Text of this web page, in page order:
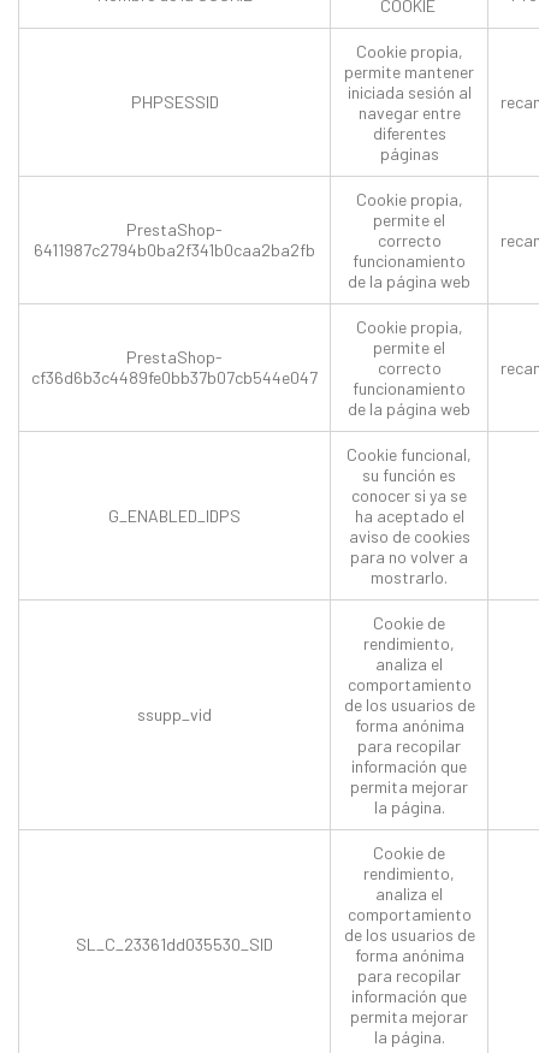
COOKIE
PHPSESSID
Cookie propia,
permite mantener
iniciada sesión al
navegar entre
diferentes
páginas
PrestaShop-
6411987c2794b0ba2f341b0caa2ba2fb
Cookie propia,
permite el
correcto
funcionamiento
de la página web
PrestaShop-
cf36d6b3c4489fe0bb37b07cb544e047
Cookie propia,
permite el
correcto
funcionamiento
de la página web
G_ENABLED_IDPS
Cookie funcional,
su función es
conocer si ya se
ha aceptado el
aviso de cookies
para no volver a
mostrarlo.
ssupp_vid
Cookie de
rendimiento,
analiza el
comportamiento
de los usuarios de
forma anónima
para recopilar
información que
permita mejorar
la página.
SL_C_23361dd035530_SID
Cookie de
rendimiento,
analiza el
comportamiento
de los usuarios de
forma anónima
para recopilar
información que
permita mejorar
la página.